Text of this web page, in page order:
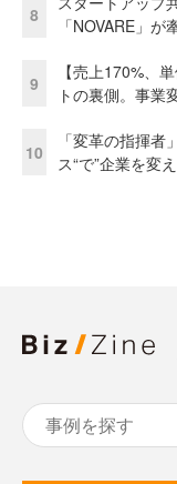
8
「NOVARE」
9
【売上170%、
トの裏側。事業
10
「変革の指揮
ス“で”企業を変